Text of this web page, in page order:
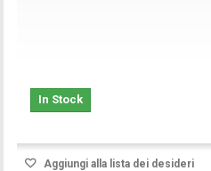
In Stock
Aggiungi alla lista dei desideri